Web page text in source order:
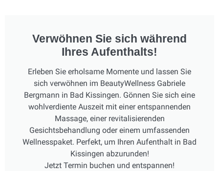
Verwöhnen Sie sich während
Ihres Aufenthalts!
Erleben Sie erholsame Momente und lassen Sie
sich verwöhnen im BeautyWellness Gabriele
Bergmann in Bad Kissingen. Gönnen Sie sich eine
wohlverdiente Auszeit mit einer entspannenden
Massage, einer revitalisierenden
Gesichtsbehandlung oder einem umfassenden
Wellnesspaket. Perfekt, um Ihren Aufenthalt in Bad
Kissingen abzurunden!
Jetzt Termin buchen und entspannen!